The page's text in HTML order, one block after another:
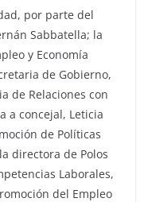
por parte del
Sabbatella; la
y Economía
de Gobierno,
de Relaciones con
a concejal, Leticia
de Políticas
directora de Polos
Laborales,
del Empleo